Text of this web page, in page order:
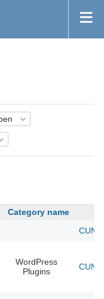
Category name
WordPress
Plugins